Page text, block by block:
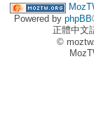
Powered by phpBB
正體中文
©